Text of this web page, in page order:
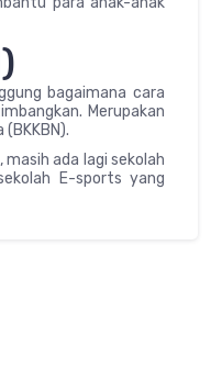
bagaimana cara
Merupakan
ada lagi sekolah
E-sports yang